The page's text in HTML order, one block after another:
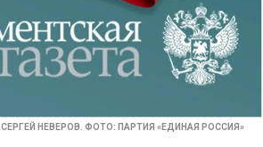
СЕРГЕЙ НЕВЕРОВ. ФОТО: ПАРТИЯ «ЕДИНАЯ РОССИЯ»